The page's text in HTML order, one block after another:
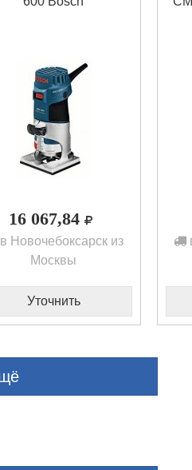
16 067,84
Новочебоксарск из
Москвы
Уточнить